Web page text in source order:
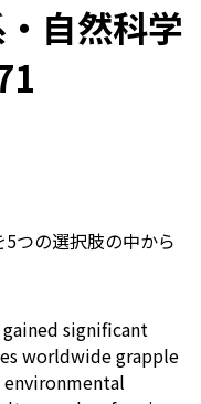
自然科学
つの選択肢の中から
significant
worldwide grapple